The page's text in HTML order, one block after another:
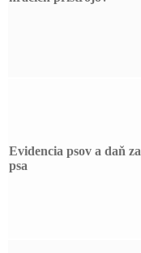
Evidencia psov a daň za
psa